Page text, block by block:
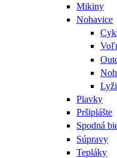
Mikiny
Nohavice
Plavky
Pršiplášte
Spodná
Súpravy
Tepláky